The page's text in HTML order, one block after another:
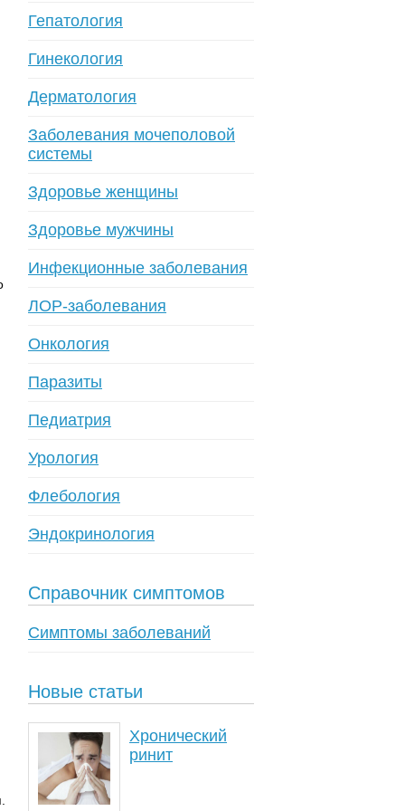
Гепатология
Гинекология
Дерматология
Заболевания мочеполовой
системы
Здоровье женщины
Здоровье мужчины
Инфекционные заболевания
ЛОР-заболевания
Онкология
Паразиты
Педиатрия
Урология
Флебология
Эндокринология
Справочник симптомов
Симптомы заболеваний
Новые статьи
Хронический
ринит